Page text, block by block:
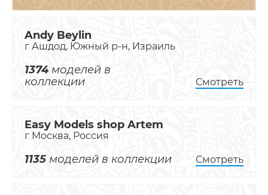
Andy Beylin
г Ашдод, Южный р-н, Израиль
1374моделей в
коллекции
Смотреть
Easy Models shop Artem
г Москва, Россия
1135 моделей в коллекции Смотреть